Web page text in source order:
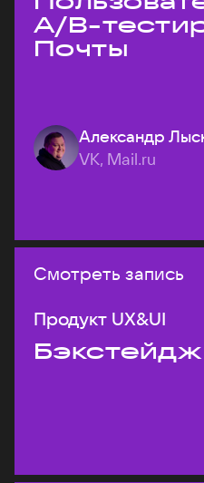
A/B-
Почты
Александр
VK, Mail.ru
Смотреть запись
Продукт UX&UI
Бэкстейдж